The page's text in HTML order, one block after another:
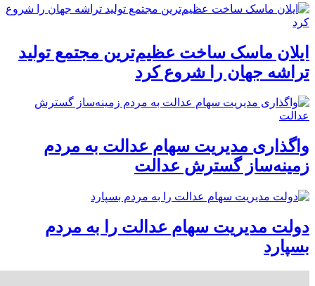
ایلان ماسک ساخت عظیم‌ترین مجتمع تولید
تراشه جهان را شروع کرد
واگذاری مدیریت سهام عدالت به مردم
زمینه‌ساز گسترش عدالت
دولت مدیریت سهام عدالت را به مردم
بسپارد